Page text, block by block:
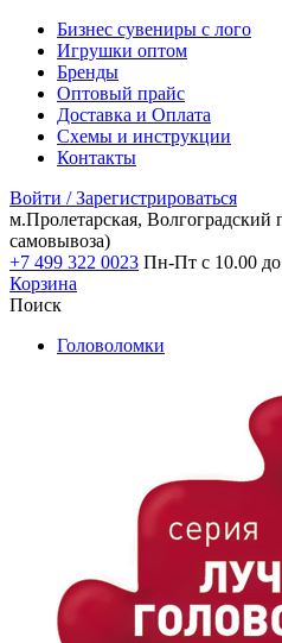
Бизнес сувениры с лого
Игрушки оптом
Бренды
Оптовый прайс
Доставка и Оплата
Схемы и инструкции
Контакты
Войти / Зарегистрироваться
м.Пролетарская, Волгоградский
самовывоза)
+7 499 322 0023 Пн-Пт с 10.00
Корзина
Поиск
Головоломки